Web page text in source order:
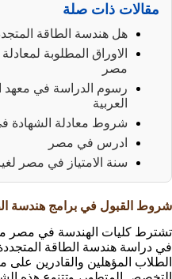
مقالات ذات صلة
هل هندسة الطاقة
الاوراق المطلوبة
مصر
رسوم الدراسة في معهد
العربية
شروط معادلة الشهادة في
ادرس في مصر
سنة الامتياز في مصر
شروط القبول في برامج هندسة
تشترط كليات الهندسة في مصر
في دراسة هندسة الطاقة
الطلاب المؤهلين والقادرين على